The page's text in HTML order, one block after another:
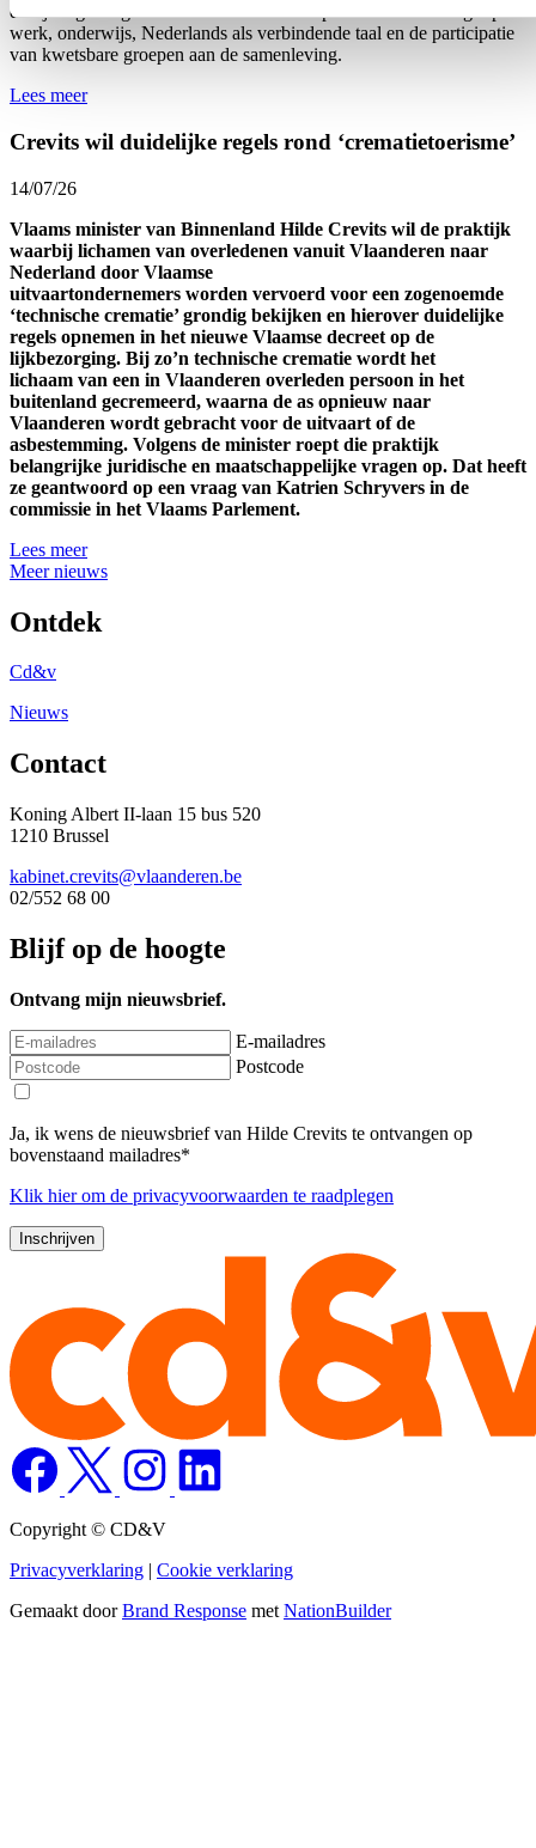
drie jaar gratis gebruik maken van hun expertise. De focus ligt op
werk, onderwijs, Nederlands als verbindende taal en de participatie
van kwetsbare groepen aan de samenleving.
Lees meer
Crevits wil duidelijke regels rond ‘crematietoerisme’
14/07/26
Vlaams minister van Binnenland Hilde Crevits wil de praktijk
waarbij lichamen van overledenen vanuit Vlaanderen naar
Nederland door Vlaamse
uitvaartondernemers worden vervoerd voor een zogenoemde
‘technische crematie’ grondig bekijken en hierover duidelijke
regels opnemen in het nieuwe Vlaamse decreet op de
lijkbezorging. Bij zo’n technische crematie wordt het
lichaam van een in Vlaanderen overleden persoon in het
buitenland gecremeerd, waarna de as opnieuw naar
Vlaanderen wordt gebracht voor de uitvaart of de
asbestemming. Volgens de minister roept die praktijk
belangrijke juridische en maatschappelijke vragen op. Dat heeft
ze geantwoord op een vraag van Katrien Schryvers in de
commissie in het Vlaams Parlement.
Lees meer
Meer nieuws
Ontdek
Cd&v
Nieuws
Contact
Koning Albert II-laan 15 bus 520
1210 Brussel
kabinet.crevits@vlaanderen.be
02/552 68 00
Blijf op de hoogte
Ontvang mijn nieuwsbrief.
E-mailadres
Postcode
Ja, ik wens de nieuwsbrief van Hilde Crevits te ontvangen op
bovenstaand mailadres*
Klik hierom de privacyvoorwaarden te raadplegen
Copyright © CD&V
Privacyverklaring | Cookie verklaring
Gemaakt doorBrand Response met NationBuilder